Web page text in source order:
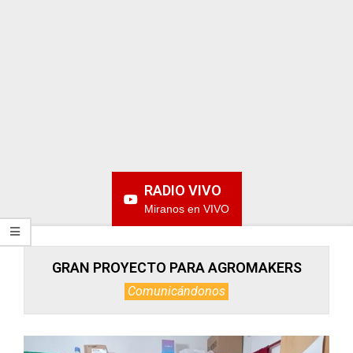
RADIO VIVO
Miranos en VIVO
GRAN PROYECTO PARA AGROMAKERS
Comunicándonos